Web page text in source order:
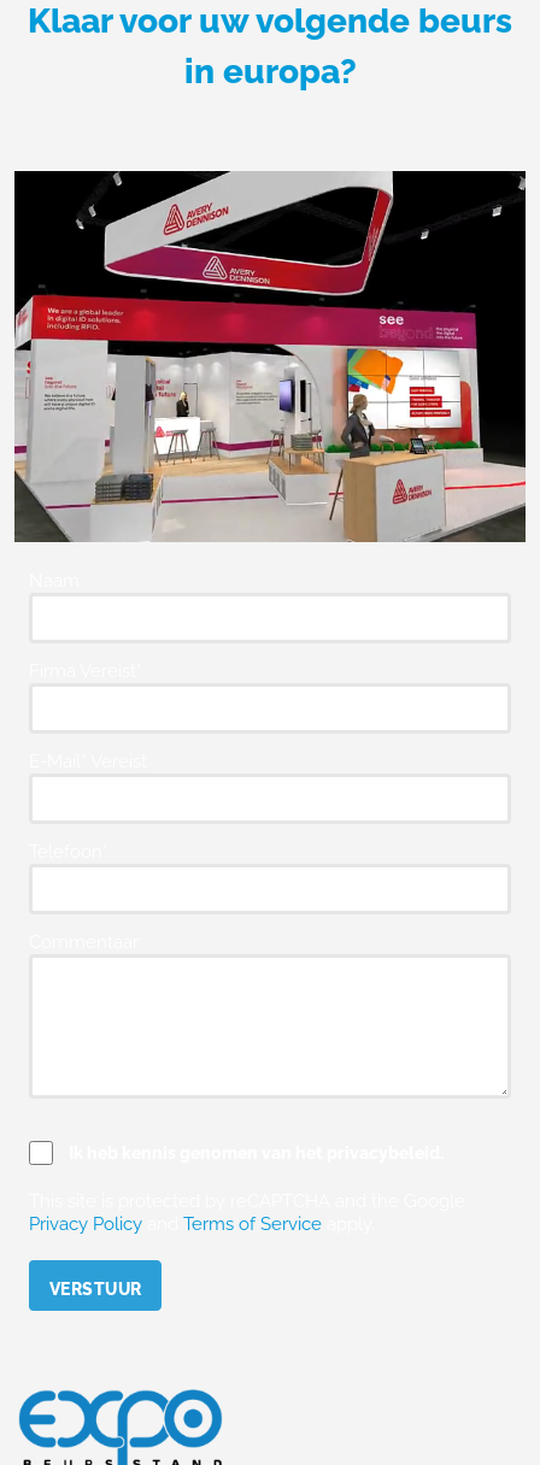
Klaar voor uw volgende beurs
in europa?
Privacy Policy
Terms of Service
Please leave this field empty.